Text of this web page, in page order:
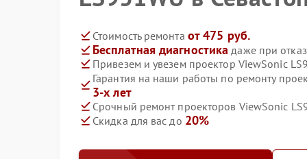
Стоимость ремонта от 475 руб.
Бесплатная диагностика даже при
Привезем и увезем проектор ViewSonic
Гарантия на наши работы по ремонту
3-х лет
Срочный ремонт проекторов ViewSonic
Скидка для вас до 20%